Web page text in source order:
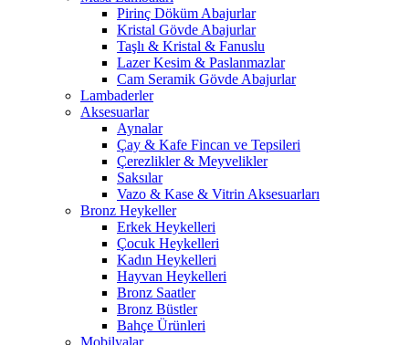
Pirinç Döküm Abajurlar
Kristal Gövde Abajurlar
Taşlı & Kristal & Fanuslu
Lazer Kesim & Paslanmazlar
Cam Seramik Gövde Abajurlar
Lambaderler
Aksesuarlar
Aynalar
Çay & Kafe Fincan ve Tepsileri
Çerezlikler & Meyvelikler
Saksılar
Vazo & Kase & Vitrin Aksesuarları
Bronz Heykeller
Erkek Heykelleri
Çocuk Heykelleri
Kadın Heykelleri
Hayvan Heykelleri
Bronz Saatler
Bronz Büstler
Bahçe Ürünleri
Mobilyalar